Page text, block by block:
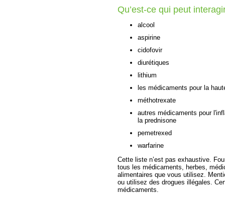
Qu’est-ce qui peut
alcool
aspirine
cidofovir
diurétiques
lithium
les médicaments pour la
méthotrexate
autres médicaments pour
la prednisone
pemetrexed
warfarine
Cette liste n’est pas exhaustive.
tous les médicaments, herbes,
alimentaires que vous utilisez.
ou utilisez des drogues illégales.
médicaments.